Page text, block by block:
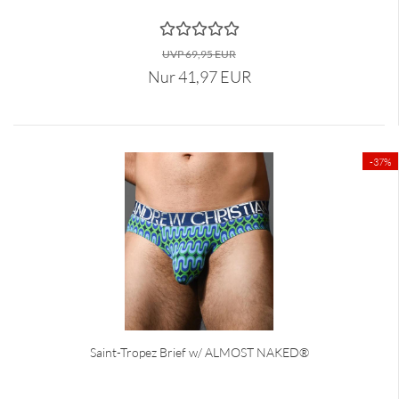
UVP 69,95 EUR
Nur 41,97 EUR
-37%
Saint-Tropez Brief w/ ALMOST NAKED®